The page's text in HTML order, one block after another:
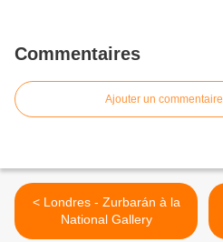
Commentaires
Ajouter un commentaire
< Londres - Zurbarán à la
National Gallery